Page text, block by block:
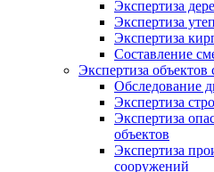
Экспертиза
Экспертиза
Экспертиза
Составление
Экспертиза объектов
Обследование
Экспертиза
Экспертиза
объектов
Экспертиза
сооружений